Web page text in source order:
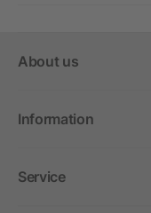
About us
Information
Service